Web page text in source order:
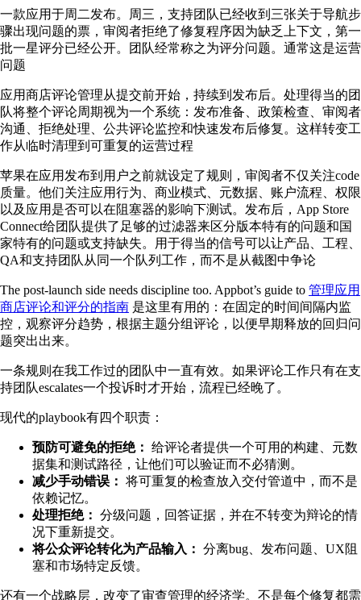
一款应用于周二发布。周三，支持团队已经收到三张关于导航步
骤出现问题的票，审阅者拒绝了修复程序因为缺乏上下文，第一
批一星评分已经公开。团队经常称之为评分问题。通常这是运营
问题
应用商店评论管理从提交前开始，持续到发布后。处理得当的团
队将整个评论周期视为一个系统：发布准备、政策检查、审阅者
沟通、拒绝处理、公共评论监控和快速发布后修复。这样转变工
作从临时清理到可重复的运营过程
苹果在应用发布到用户之前就设定了规则，审阅者不仅关注code
质量。他们关注应用行为、商业模式、元数据、账户流程、权限
以及应用是否可以在阻塞器的影响下测试。发布后，App Store
Connect给团队提供了足够的过滤器来区分版本特有的问题和国
家特有的问题或支持缺失。用于得当的信号可以让产品、工程、
QA和支持团队从同一个队列工作，而不是从截图中争论
The post-launch side needs discipline too. Appbot’s guide to 管理应用
商店评论和评分的指南 是这里有用的：在固定的时间间隔内监
控，观察评分趋势，根据主题分组评论，以便早期释放的回归问
题突出出来。
一条规则在我工作过的团队中一直有效。如果评论工作只有在支
持团队escalates一个投诉时才开始，流程已经晚了。
现代的playbook有四个职责：
预防可避免的拒绝： 给评论者提供一个可用的构建、元数
据集和测试路径，让他们可以验证而不必猜测。
减少手动错误： 将可重复的检查放入交付管道中，而不是
依赖记忆。
处理拒绝： 分级问题，回答证据，并在不转变为辩论的情
况下重新提交。
将公众评论转化为产品输入： 分离bug、发布问题、UX阻
塞和市场特定反馈。
还有一个战略层，改变了审查管理的经济学。不是每个修复都需